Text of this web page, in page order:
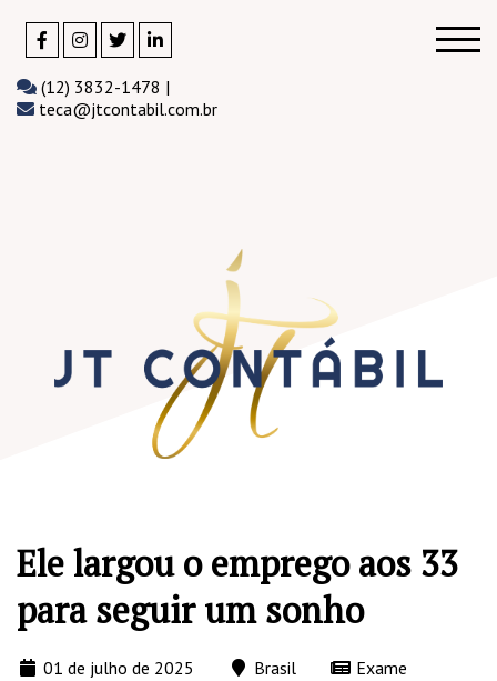
(12) 3832-1478 |
teca@jtcontabil.com.br
Ele largou o emprego aos 33
para seguir um sonho
01 de julho de 2025 Brasil
Exame